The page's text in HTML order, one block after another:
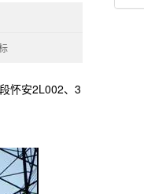
怀安2L002、3